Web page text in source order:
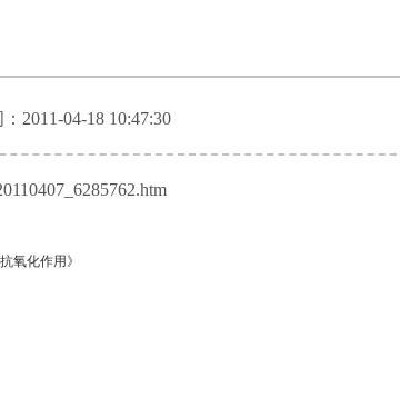
2011-04-18 10:47:30
氧化作用》